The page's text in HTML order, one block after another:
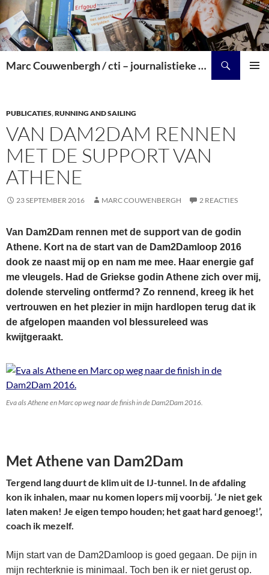
Marc Couwenbergh / cti – journalistieke producties over kunst, cultuur en historie
PUBLICATIES,RUNNING AND SAILING
VAN DAM2DAM RENNEN
MET DE SUPPORT VAN
ATHENE
23 SEPTEMBER 2016 MARC COUWENBERGH 2 REACTIES
Van Dam2Dam rennen met de support van de godin
Athene. Kort na de start van de Dam2Damloop 2016
dook ze naast mij op en nam me mee. Haar energie gaf
me vleugels. Had de Griekse godin Athene zich over mij,
dolende sterveling ontfermd? Zo rennend, kreeg ik het
vertrouwen en het plezier in mijn hardlopen terug dat ik
de afgelopen maanden vol blessureleed was
kwijtgeraakt.
Eva als Athene en Marc op weg naar de finish in de Dam2Dam 2016.
Met Athene van Dam2Dam
Tergend lang duurt de klim uit de IJ-tunnel. In de afdaling
kon ik inhalen, maar nu komen lopers mij voorbij. ‘Je niet gek
laten maken! Je eigen tempo houden; het gaat hard genoeg!’,
coach ik mezelf.
Mijn start van de Dam2Damloop is goed gegaan. De pijn in
mijn rechterknie is minimaal. Toch ben ik er niet gerust op.